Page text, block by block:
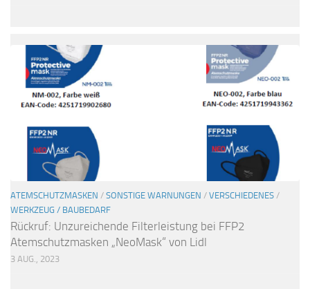
ATEMSCHUTZMASKEN / SONSTIGE WARNUNGEN / VERSCHIEDENES /
WERKZEUG / BAUBEDARF
Rückruf: Unzureichende Filterleistung bei FFP2
Atemschutzmasken „NeoMask“ von Lidl
3 AUG., 2023